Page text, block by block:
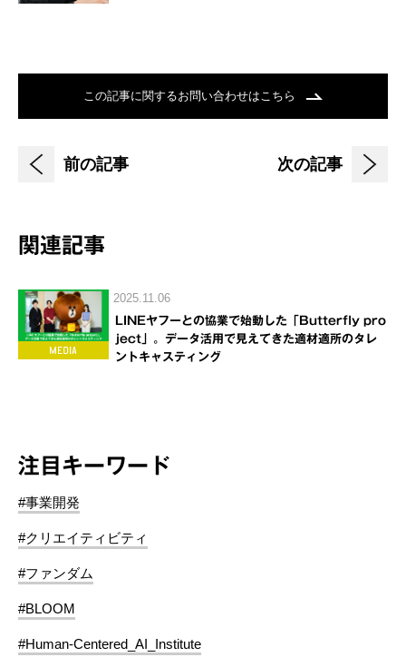
この記事に関するお問い合わせはこちら
前の記事 次の記事
関連記事
2025.11.06
LINEヤフーとの協業で始動した「Butterfly pro
ject」。データ活用で見えてきた適材適所のタレ
ントキャスティング
注目キーワード
#事業開発
#クリエイティビティ
#ファンダム
#BLOOM
#Human-Centered_AI_Institute